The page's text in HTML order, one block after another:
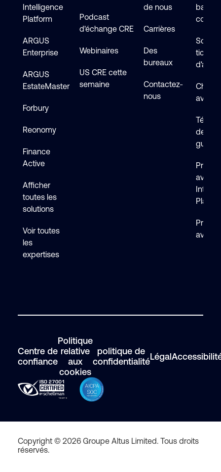
Intelligence
Platform
ARGUS
Enterprise
ARGUS
EstateMaster
Forbury
Reonomy
Finance
Active
Afficher
toutes les
solutions
Voir toutes
les
expertises
Podcast
d'échange CRE
Webinaires
US CRE cette
semaine
de nous
Carrières
Des
bureaux
Contactez-
nous
base
ticket
Chat
avec
de
guides
avec
avec
Centre de
confiance
Politique
relative
aux
cookies
politique de
confidentialitéLégal
Copyright © 2026 Groupe Altus Limited. Tous droits
réservés.